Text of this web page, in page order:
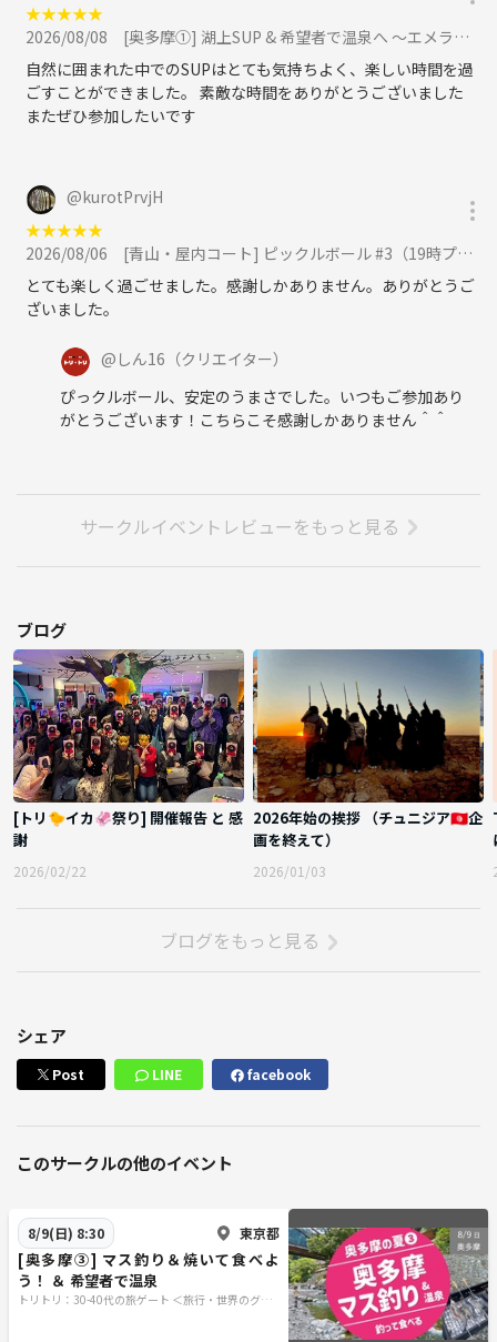
す。
・これまでしてきた過去の旅、これからしてみたい未来の旅、そんな話
をしながら企画を楽しみませんか？
ること、ご了承ください。
・前日・当日など直前のキャンセルは、店舗に支払う実費分の負担をPa
yPay等にてお願いする場合があります。
・ネットワークビジネス・宗教等の勧誘、異性・同性関わらず相手が不
快を感じるアプローチ等の迷惑行為はお控えください。
と、書いても時に上記は発生しますので、迷惑を受けたという方は主
内容を判断した上で、加害側の意識の有無に関わらず、運営・企画者
★★★★★
2026/08/08
[奥多摩①] 湖上SUP & 希望者で温泉へ 〜エメラルドのに輝く穏やかな湖上なので初心者歓迎！〜に参加
自然に囲まれた中でのSUPはとても気持ちよく、楽しい時間を過
ごすことができました。 素敵な時間をありがとうございました
またぜひ参加したいです
@kurotPrvjH
★★★★★
2026/08/06
[青山・屋内コート] ピックルボール #3（19時プラン・20時プランから選択してください）に参加
とても楽しく過ごせました。感謝しかありません。ありがとうご
ざいました。
@ しん16 （クリエイター）
ぴっクルボール、安定のうまさでした。いつもご参加あり
がとうございます！こちらこそ感謝しかありません＾＾
サークルイベントレビューをもっと見る
ブログ
[トリ🐤イカ🦑祭り] 開催報告 と 感
謝
2026/02/22
2026年始の挨拶 （チュニジア🇹🇳企
画を終えて）
2026/01/03
ブログをもっと見る
シェア
Post LINE facebook
このサークルの他のイベント
8/9(日) 8:30 東京都
[奥多摩③] マス釣り＆焼いて食べよ
う！ ＆ 希望者で温泉
トリトリ：30-40代の旅ゲート ＜旅行・世界のグル